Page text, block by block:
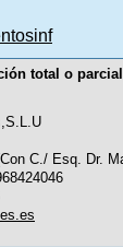
total o
C./ Esq. Dr.